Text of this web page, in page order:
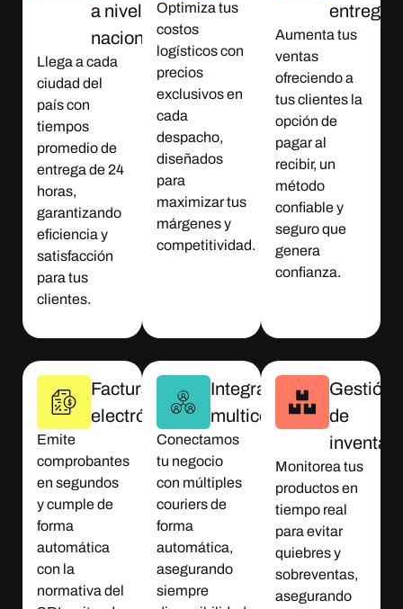
a nivel
nacional
Llega a cada
ciudad del
país con
tiempos
promedio de
entrega de 24
horas,
garantizando
eficiencia y
satisfacción
para tus
clientes.
Optimiza tus
costos
logísticos con
precios
exclusivos en
cada
despacho,
diseñados
para
maximizar tus
márgenes y
competitividad.
entrega
Aumenta tus
ventas
ofreciendo a
tus clientes la
opción de
pagar al
recibir, un
método
confiable y
seguro que
genera
confianza.
Facturación
electrónica
Emite
comprobantes
en segundos
y cumple de
forma
automática
con la
normativa del
Integración
multicourier
Conectamos
tu negocio
con múltiples
couriers de
forma
automática,
asegurando
siempre
Gestión
de
Monitorea tus
productos en
tiempo real
para evitar
quiebres y
sobreventas,
asegurando